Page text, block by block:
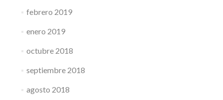
febrero 2019
enero 2019
octubre 2018
septiembre 2018
agosto 2018